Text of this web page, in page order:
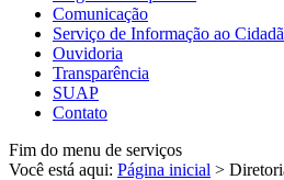
Comunicação
Serviço de Informação ao
Ouvidoria
Transparência
SUAP
Contato
Fim do menu de serviços
Você está aqui: Página inicial >